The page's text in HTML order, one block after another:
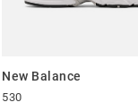
New Balance
530